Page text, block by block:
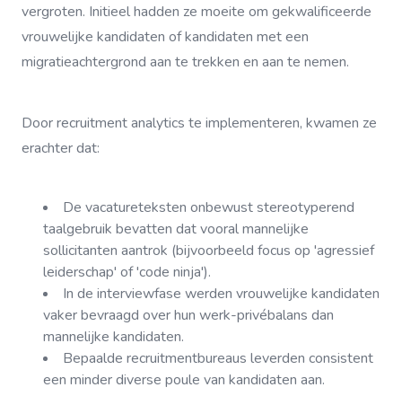
vergroten. Initieel hadden ze moeite om gekwalificeerde
vrouwelijke kandidaten of kandidaten met een
migratieachtergrond aan te trekken en aan te nemen.
Door recruitment analytics te implementeren, kwamen ze
erachter dat:
De vacatureteksten onbewust stereotyperend
taalgebruik bevatten dat vooral mannelijke
sollicitanten aantrok (bijvoorbeeld focus op 'agressief
leiderschap' of 'code ninja').
In de interviewfase werden vrouwelijke kandidaten
vaker bevraagd over hun werk-privébalans dan
mannelijke kandidaten.
Bepaalde recruitmentbureaus leverden consistent
een minder diverse poule van kandidaten aan.